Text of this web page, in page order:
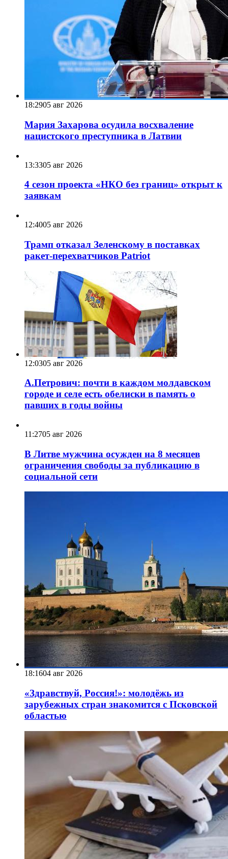
18:2905 авг 2026
Мария Захарова осудила восхваление
нацистского преступника в Латвии
13:3305 авг 2026
4 сезон проекта «НКО без границ» открыт к
заявкам
12:4005 авг 2026
Трамп отказал Зеленскому в поставках
ракет-перехватчиков Patriot
12:0305 авг 2026
А.Петрович: почти в каждом молдавском
городе и селе есть обелиски в память о
павших в годы войны
11:2705 авг 2026
В Литве мужчина осужден на 8 месяцев
ограничения свободы за публикацию в
социальной сети
18:1604 авг 2026
«Здравствуй, Россия!»: молодёжь из
зарубежных стран знакомится с Псковской
областью